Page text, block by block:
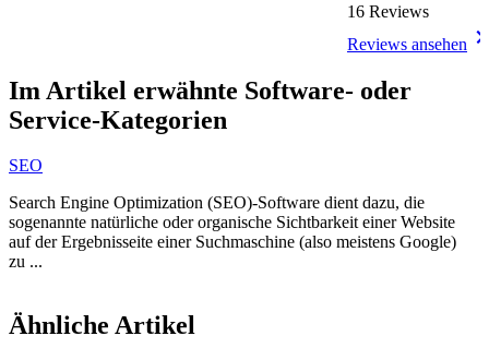
16 Reviews
Reviews ansehen
1
of
7
Im Artikel erwähnte Software- oder
Service-Kategorien
SEO
Search Engine Optimization (SEO)-Software dient dazu, die
sogenannte natürliche oder organische Sichtbarkeit einer Website
auf der Ergebnisseite einer Suchmaschine (also meistens Google)
zu ...
1
of
Ähnliche Artikel